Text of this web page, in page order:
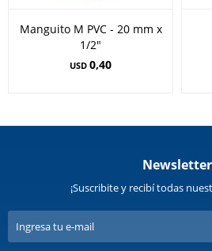
Manguito M PVC - 20 mm x
1/2"
USD 0,40
Newsletter
¡Suscribite y recibí todas